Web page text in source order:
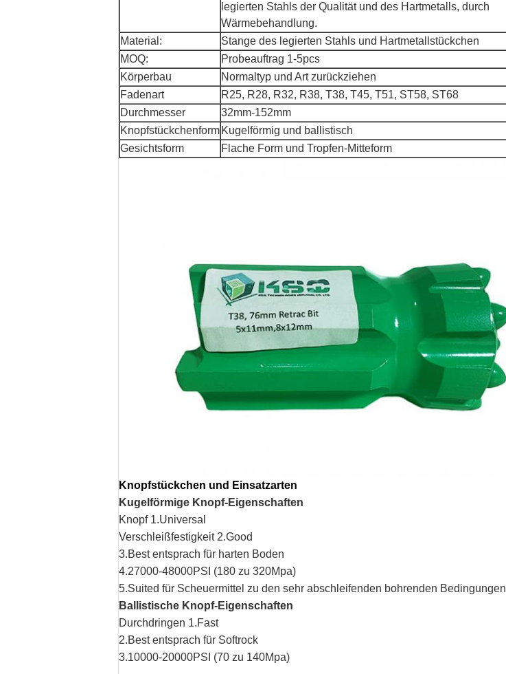
legierten Stahls der Qualität und des Hartmetalls, durch
Wärmebehandlung.
Material:
Stange des legierten Stahls und Hartmetallstückchen
MOQ:
Probeauftrag 1-5pcs
Körperbau
Normaltyp und Art zurückziehen
Fadenart
R25, R28, R32, R38, T38, T45, T51, ST58, ST68
Durchmesser
32mm-152mm
Knopfstückchenform Kugelförmig und ballistisch
Gesichtsform
Flache Form und Tropfen-Mitteform
Knopfstückchen und Einsatzarten
Kugelförmige Knopf-Eigenschaften
Knopf 1.Universal
Verschleißfestigkeit 2.Good
3.Best entsprach für harten Boden
4.27000-48000PSI (180 zu 320Mpa)
5.Suited für Scheuermittel zu den sehr abschleifenden bohrenden Bedingungen
Ballistische Knopf-Eigenschaften
Durchdringen 1.Fast
2.Best entsprach für Softrock
3.10000-20000PSI (70 zu 140Mpa)